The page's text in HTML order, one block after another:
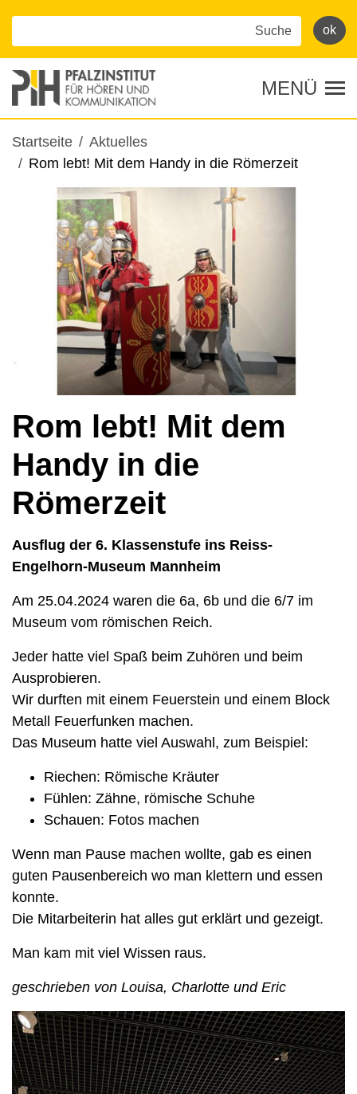
MENÜ
Pfadnavigation
Startseite
Aktuelles
Rom lebt! Mit dem Handy in die Römerzeit
Rom lebt! Mit dem
Handy in die
Römerzeit
Ausflug der 6. Klassenstufe ins Reiss-
Engelhorn-Museum Mannheim
Am 25.04.2024 waren die 6a, 6b und die 6/7 im
Museum vom römischen Reich.
Jeder hatte viel Spaß beim Zuhören und beim
Ausprobieren.
Wir durften mit einem Feuerstein und einem Block
Metall Feuerfunken machen.
Das Museum hatte viel Auswahl, zum Beispiel:
Riechen: Römische Kräuter
Fühlen: Zähne, römische Schuhe
Schauen: Fotos machen
Wenn man Pause machen wollte, gab es einen
guten Pausenbereich wo man klettern und essen
konnte.
Die Mitarbeiterin hat alles gut erklärt und gezeigt.
Man kam mit viel Wissen raus.
geschrieben von Louisa, Charlotte und Eric